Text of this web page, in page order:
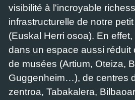
visibilité à l'incroyable
infrastructurelle de notre
(Euskal Herri osoa). En
dans un espace aussi réduit
de musées (Artium, Oteiza,
Guggenheim…), de centres
zentroa, Tabakalera,